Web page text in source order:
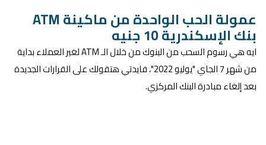
عمولة الحب الواحدة من ماكينة ATM
بنك الإسكندرية 10 جنيه
ايه هي رسوم السحب من البنوك من خلال الـ ATM لغير العملاء بداية
من شهر 7 الجاي "يوليو 2022"، فايدتي هتقولك على القرارات الجديدة
بعد إلغاء مبادرة البنك المركزي.